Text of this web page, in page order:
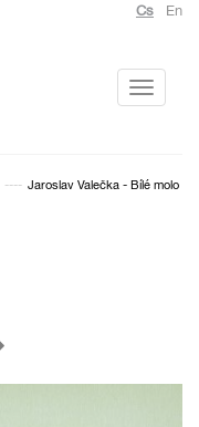
Cs En
Toggle
Jaroslav Valečka - Bílé molo